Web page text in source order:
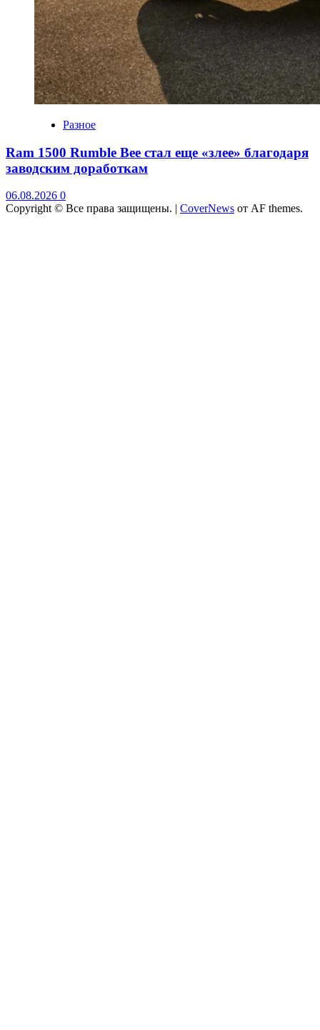
Разное
Ram 1500 Rumble Bee стал еще «злее» благодаря
заводским доработкам
06.08.2026 0
Copyright © Все права защищены. | CoverNews от AF themes.